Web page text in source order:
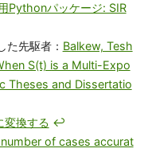
Pythonパッケージ: SIR
先駆者： Balkew, Tesh
S(t) is a Multi-Expo
Theses and Dissertatio
換する ↩
of cases accurat